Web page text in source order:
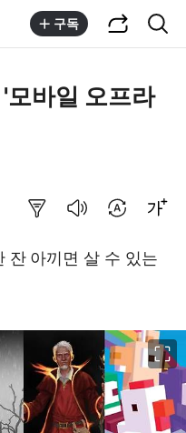
구독
모바일 오프라
잔 아끼면 살 수 있는